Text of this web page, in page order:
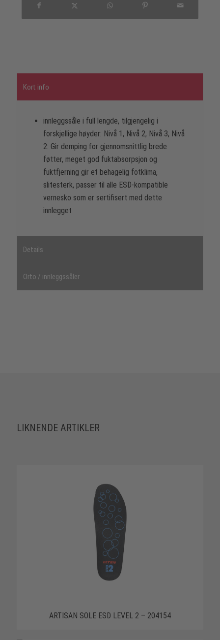
Kort info
innleggssåle i full lengde, tilgjengelig i
forskjellige høyder: Nivå 1, Nivå 2, Nivå 3, Nivå
2: Gir demping for gjennomsnittlig brede
føtter, meget god fuktabsorpsjon og
fuktfjerning gir et behagelig fotklima,
slitesterk, passer til alle ESD-kompatible
vernesko som er sertifisert med dette
innlegget
Details
Orto / innleggssåler
LIKNENDE ARTIKLER
ARTISAN SOLE ESD LEVEL 2 – 204154